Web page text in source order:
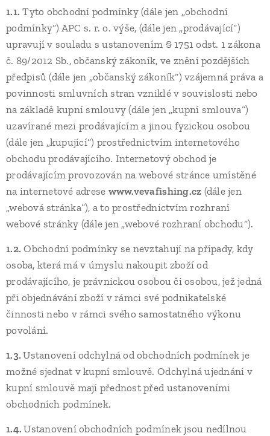
1.1. Tyto obchodní podmínky (dále jen „obchodní
podmínky“) APC s. r. o. výše, (dále jen „prodávající“)
upravují v souladu s ustanovením § 1751 odst. 1 zákona
č. 89/2012 Sb., občanský zákoník, ve znění pozdějších
předpisů (dále jen „občanský zákoník“) vzájemná práva a
povinnosti smluvních stran vzniklé v souvislosti nebo
na základě kupní smlouvy (dále jen „kupní smlouva“)
uzavírané mezi prodávajícím a jinou fyzickou osobou
(dále jen „kupující“) prostřednictvím internetového
obchodu prodávajícího. Internetový obchod je
prodávajícím provozován na webové stránce umístěné
na internetové adrese www.vevafishing.cz (dále jen
„webová stránka“), a to prostřednictvím rozhraní
webové stránky (dále jen „webové rozhraní obchodu“).
1.2. Obchodní podmínky se nevztahují na případy, kdy
osoba, která má v úmyslu nakoupit zboží od
prodávajícího, je právnickou osobou či osobou, jež jedná
při objednávání zboží v rámci své podnikatelské
činnosti nebo v rámci svého samostatného výkonu
povolání.
1.3.Ustanovení odchylná od obchodních podmínek je
možné sjednat v kupní smlouvě. Odchylná ujednání v
kupní smlouvě mají přednost před ustanoveními
obchodních podmínek.
1.4.Ustanovení obchodních podmínek jsou nedílnou